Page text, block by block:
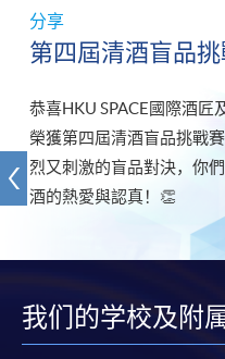
分享
第四屆清酒盲品
恭喜HKU SPACE國際酒匠
榮獲第四屆清酒盲品挑戰
烈又刺激的盲品對決，你
酒的熱愛與認真！👏
我们的学校及附